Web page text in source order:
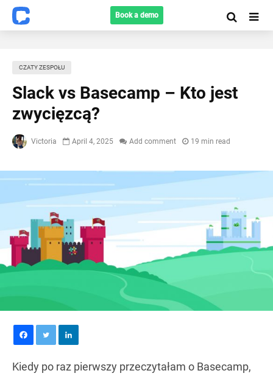
Book a demo
CZATY ZESPOŁU
Slack vs Basecamp – Kto jest
zwycięzcą?
Victoria April 4, 2025 Add comment 19 min read
Kiedy po raz pierwszy przeczytałam o Basecamp,